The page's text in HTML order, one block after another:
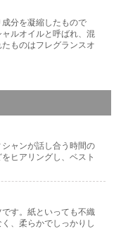
分を凝縮したもので
ルオイルと呼ばれ、混
ものはフレグランスオ
ャンが話し合う時間の
ヒアリングし、ベスト
す。紙といっても不織
、柔らかでしっかりし